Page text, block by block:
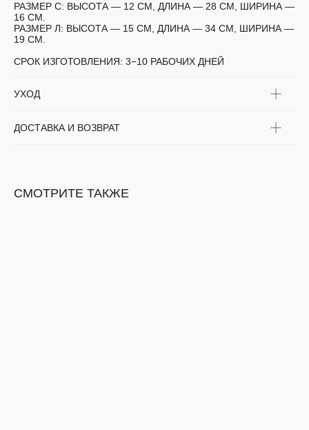
РАЗМЕР С: ВЫСОТА — 12 СМ, ДЛИНА — 28 СМ, ШИРИНА —
16 СМ.
РАЗМЕР Л: ВЫСОТА — 15 СМ, ДЛИНА — 34 СМ, ШИРИНА —
19 СМ.
СРОК ИЗГОТОВЛЕНИЯ: 3−10 РАБОЧИХ ДНЕЙ
УХОД
ДОСТАВКА И ВОЗВРАТ
СМОТРИТЕ ТАКЖЕ